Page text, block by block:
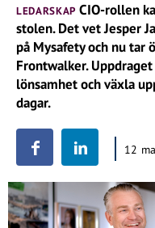
LEDARSKAP CIO-rollen
stolen. Det vet Jesper
på Mysafety och nu tar
Frontwalker.
lönsamhet och växla
dagar.
12